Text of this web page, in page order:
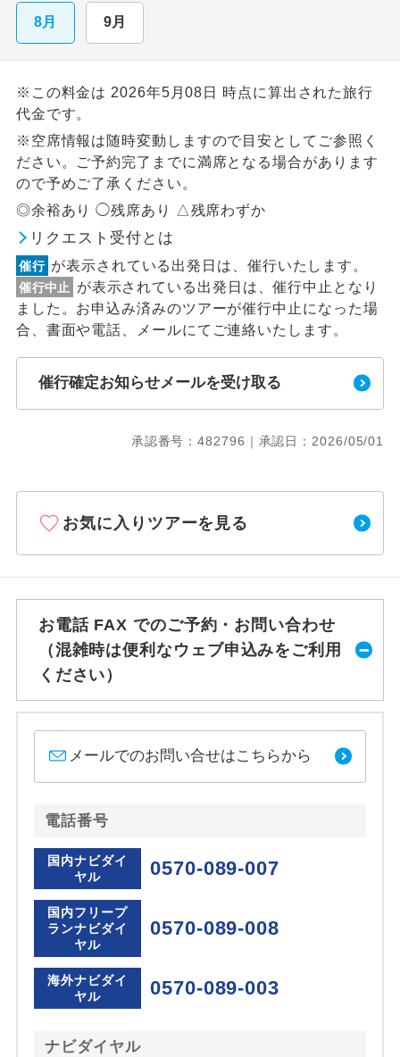
8月 9月
※この料金は 2026年5月08日 時点に算出された旅行
代金です。
※空席情報は随時変動しますので目安としてご参照く
ださい。ご予約完了までに満席となる場合があります
ので予めご了承ください。
◎余裕あり ◯残席あり △残席わずか
リクエスト受付とは
催行 が表示されている出発日は、催行いたします。
催行中止
が表示されている出発日は、催行中止となり
ました。お申込み済みのツアーが催行中止になった場
合、書面や電話、メールにてご連絡いたします。
催行確定お知らせメールを受け取る
承認番号：482796｜承認日：2026/05/01
お気に入りツアーを見る
お電話 FAX でのご予約・お問い合わせ
（混雑時は便利なウェブ申込みをご利用
ください）
メールでのお問い合せはこちらから
電話番号
国内ナビダイ
ヤル
0570-089-007
国内フリープ
ランナビダイ
ヤル
0570-089-008
海外ナビダイ
ヤル
0570-089-003
ナビダイヤル